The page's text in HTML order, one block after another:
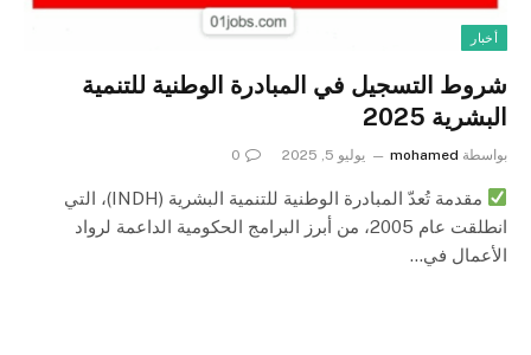
أخبار
شروط التسجيل في المبادرة الوطنية للتنمية
البشرية 2025
بواسطة mohamed يوليو 5, 2025 0
مقدمة تُعدّ المبادرة الوطنية للتنمية البشرية (INDH)، التي
انطلقت عام 2005، من أبرز البرامج الحكومية الداعمة لرواد
الأعمال في…